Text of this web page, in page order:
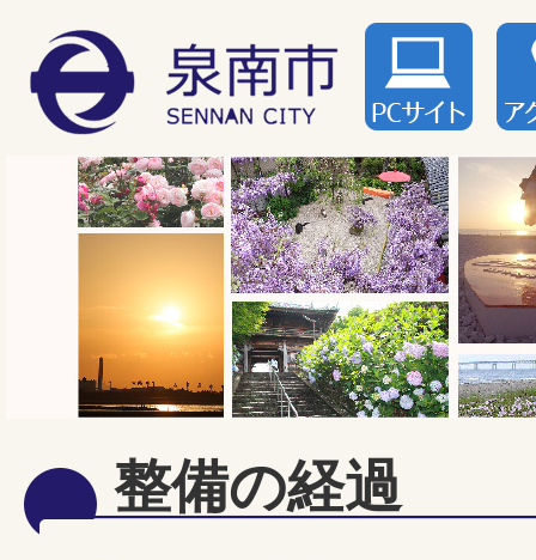
整備の経過